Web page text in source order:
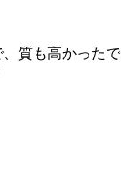
質も高かったで